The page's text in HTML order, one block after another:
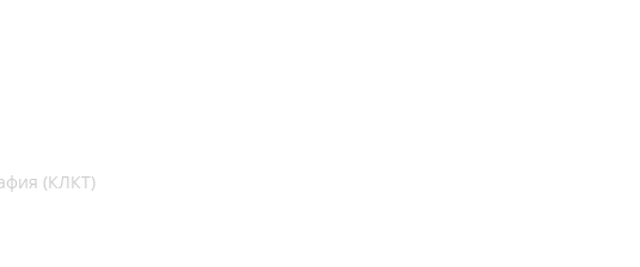
(КЛКТ)